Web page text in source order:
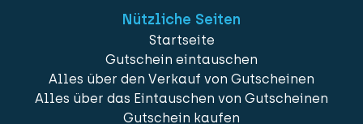
Nützliche Seiten
Startseite
Gutschein eintauschen
Alles über den Verkauf von Gutscheinen
Alles über das Eintauschen von Gutscheinen
Gutschein kaufen